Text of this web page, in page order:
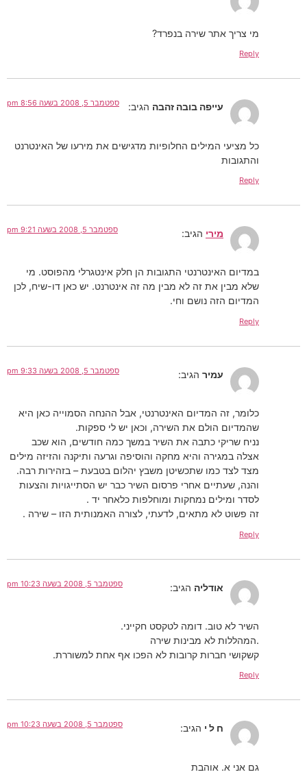
מי צריך אתר שירה בנפרד?
Reply
עייפה בובה זהבה הגיב: ספטמבר 5, 2008 בשעה 8:56 pm
כל מציעי המילים החלופיות מדגישים את מירעו של האינטרנט
והתגובות
Reply
מירי הגיב: ספטמבר 5, 2008 בשעה 9:21 pm
במדיום האינטרנטי התגובות הן חלק אינטגרלי מהפוסט. מי
שלא מבין את זה לא מבין מה זה אינטרנט. יש כאן דו-שיח, לכן
המדיום הזה נושם וחי.
Reply
עמיר הגיב: ספטמבר 5, 2008 בשעה 9:33 pm
כלומר, זה המדיום האינטרנטי, אבל ההנחה הסמוייה כאן היא
שהמדיום הולם את השירה, וכאן יש לי ספקות.
נניח שריקי כתבה את השיר במשך כמה חודשים, הוא שכב
אצלה במגירה והיא מחקה והוסיפה וגרעה ותיקנה והזיזה מילים
מצד לצד כמו שתכשיטן משבץ יהלום בטבעת – בזהירות רבה.
והנה, שעתיים אחרי פרסום השיר כבר יש הסתייגויות והצעות
לסדר ומילים נמחקות ומוחלפות כלאחר יד .
זה פשוט לא מתאים, לדעתי, לצורה האמנותית הזו – שירה .
Reply
אודליה הגיב: ספטמבר 5, 2008 בשעה 10:23 pm
השיר לא טוב. דומה לטקסט חקייני.
.המהללות לא מבינות שירה
קשקושי חברות קרובות לא הפכו אף אחת למשוררת.
Reply
ח ל י הגיב: ספטמבר 5, 2008 בשעה 10:23 pm
גם אני א. אוהבת